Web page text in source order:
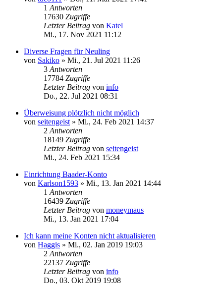
1 Antworten
17630 Zugriffe
Letzter Beitrag von Katel
Mi., 17. Nov 2021 11:12
Diverse Fragen für Neuling
von Sakiko » Mi., 21. Jul 2021 11:26
3 Antworten
17784 Zugriffe
Letzter Beitrag von info
Do., 22. Jul 2021 08:31
Überweisung plötzlich nicht möglich
von seitengeist » Mi., 24. Feb 2021 14:37
2 Antworten
18149 Zugriffe
Letzter Beitrag von seitengeist
Mi., 24. Feb 2021 15:34
Einrichtung Baader-Konto
von Karlson1593 » Mi., 13. Jan 2021 14:44
1 Antworten
16439 Zugriffe
Letzter Beitrag von moneymaus
Mi., 13. Jan 2021 17:04
Ich kann meine Konten nicht aktualisieren
von Haggis » Mi., 02. Jan 2019 19:03
2 Antworten
22137 Zugriffe
Letzter Beitrag von info
Do., 03. Okt 2019 19:08